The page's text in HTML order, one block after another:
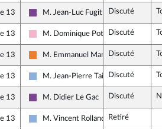
13
Ensemble pour la République
M. Jean-Luc Fugit Discuté
13
Socialistes et apparentés
M. Dominique PotierDiscuté
13
Les Démocrates
M. Emmanuel MandonDiscuté
13
Droite Républicaine
M. Jean-Pierre TaiteDiscuté
13
Ensemble pour la République
M. Didier Le Gac Discuté
13
Droite Républicaine
M. Vincent Rolland Retiré